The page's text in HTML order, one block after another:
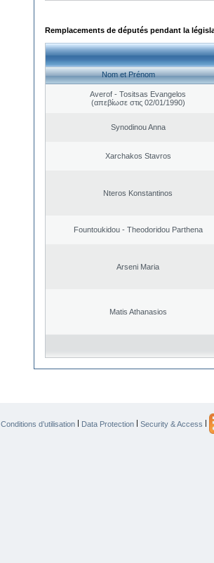
Remplacements de députés pendant la
Nom et Prénom
Averof - Tositsas Evangelos
(απεβίωσε στις 02/01/1990)
Synodinou Anna
Xarchakos Stavros
Nteros Konstantinos
Fountoukidou - Theodoridou Parthena
Arseni Maria
Matis Athanasios
Conditions d’utilisation | Data Protection | Security & Access |